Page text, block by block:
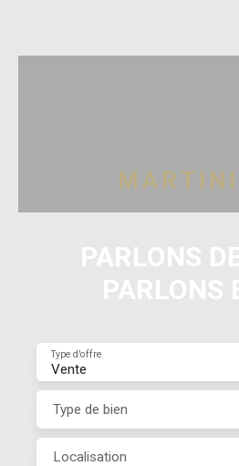
M A R T I N I
Vente
Type d'offre
Type de bien
Localisation